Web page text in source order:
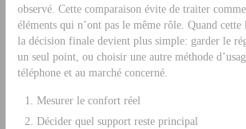
observé. Cette comparaison évite de traiter
éléments qui n’ont pas le même rôle. Quand cette
la décision finale devient plus simple: garder le
un seul point, ou choisir une autre méthode
téléphone et au marché concerné.
Mesurer le confort réel
Décider quel support reste principal